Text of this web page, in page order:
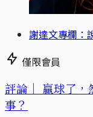
謝達文專欄：
僅限會員
評論｜ 贏球了，
事？